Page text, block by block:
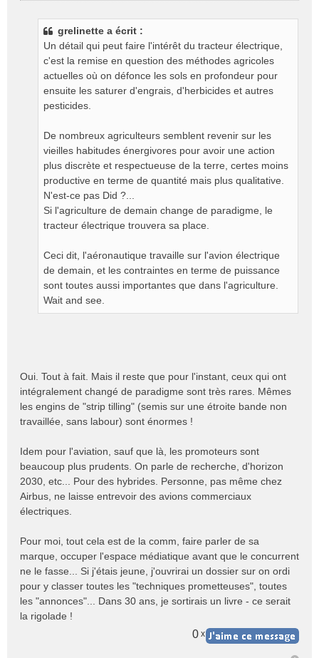
grelinette a écrit :
Un détail qui peut faire l'intérêt du tracteur électrique,
c'est la remise en question des méthodes agricoles
actuelles où on défonce les sols en profondeur pour
ensuite les saturer d'engrais, d'herbicides et autres
pesticides.
De nombreux agriculteurs semblent revenir sur les
vieilles habitudes énergivores pour avoir une action
plus discrète et respectueuse de la terre, certes moins
productive en terme de quantité mais plus qualitative.
N'est-ce pas Did ?...
Si l'agriculture de demain change de paradigme, le
tracteur électrique trouvera sa place.
Ceci dit, l'aéronautique travaille sur l'avion électrique
de demain, et les contraintes en terme de puissance
sont toutes aussi importantes que dans l'agriculture.
Wait and see.
Oui. Tout à fait. Mais il reste que pour l'instant, ceux qui ont
intégralement changé de paradigme sont très rares. Mêmes
les engins de "strip tilling" (semis sur une étroite bande non
travaillée, sans labour) sont énormes !
Idem pour l'aviation, sauf que là, les promoteurs sont
beaucoup plus prudents. On parle de recherche, d'horizon
2030, etc... Pour des hybrides. Personne, pas même chez
Airbus, ne laisse entrevoir des avions commerciaux
électriques.
Pour moi, tout cela est de la comm, faire parler de sa
marque, occuper l'espace médiatique avant que le concurrent
ne le fasse... Si j'étais jeune, j'ouvrirai un dossier sur on ordi
pour y classer toutes les "techniques prometteuses", toutes
les "annonces"... Dans 30 ans, je sortirais un livre - ce serait
la rigolade !
0 x